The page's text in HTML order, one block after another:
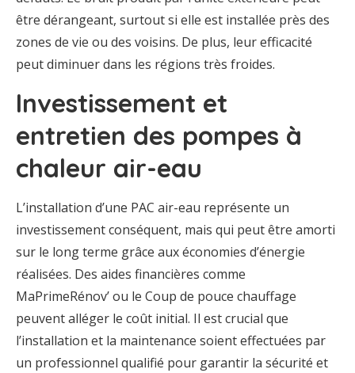
être dérangeant, surtout si elle est installée près des
zones de vie ou des voisins. De plus, leur efficacité
peut diminuer dans les régions très froides.
Investissement et
entretien des pompes à
chaleur air-eau
L’installation d’une PAC air-eau représente un
investissement conséquent, mais qui peut être amorti
sur le long terme grâce aux économies d’énergie
réalisées. Des aides financières comme
MaPrimeRénov’ ou le Coup de pouce chauffage
peuvent alléger le coût initial. Il est crucial que
l’installation et la maintenance soient effectuées par
un professionnel qualifié pour garantir la sécurité et